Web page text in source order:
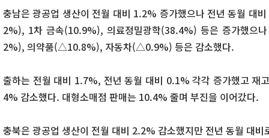
충남은 광공업 생산이 전월 대비 1.2% 증가했으나 전년 동월 대
2%), 1차 금속(10.9%), 의료정밀광학(38.4%) 등은 증가했으
2%), 의약품(△10.8%), 자동차(△0.9%) 등은 감소했다.
출하는 전월 대비 1.7%, 전년 동월 대비 0.1% 각각 증가했고 재
4% 감소했다. 대형소매점 판매는 10.4% 줄며 부진을 이어갔다.
충북은 광공업 생산이 전월 대비 2.2% 감소했지만 전년 동월 대